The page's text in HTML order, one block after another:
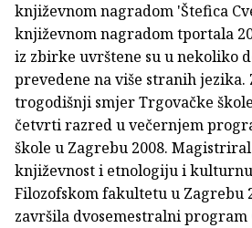
književnom nagradom 'Štefica
književnom nagradom tportala
iz zbirke uvrštene su u nekoliko
prevedene na više stranih jezika.
trogodišnji smjer Trgovačke
četvrti razred u večernjem
škole u Zagrebu 2008.
književnost i etnologiju i
Filozofskom fakultetu u Zagrebu
završila dvosemestralni program